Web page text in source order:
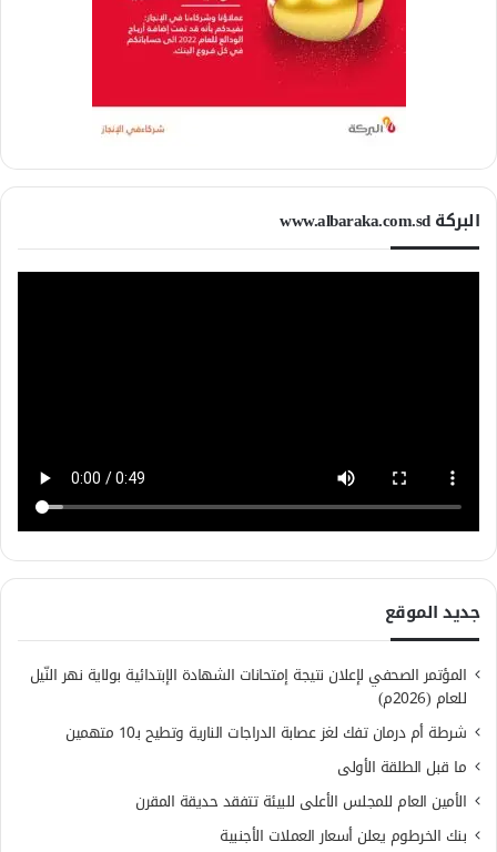
البركة www.albaraka.com.sd
جديد الموقع
المؤتمر الصحفي لإعلان نتيجة إمتحانات الشهادة الإبتدائية بولاية نهر النّيل
للعام (2026م)
شرطة أم درمان تفك لغز عصابة الدراجات النارية وتطيح بـ10 متهمين
ما قبل الطلقة الأولى
الأمين العام للمجلس الأعلى للبيئة تتفقد حديقة المقرن
بنك الخرطوم يعلن أسعار العملات الأجنبية